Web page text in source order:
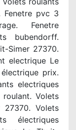
Fenetre pvc 3
Fenetre
bubendorff.
Simer 27370.
electrique Le
prix.
electriques
Volets
27370. Volets
électriques